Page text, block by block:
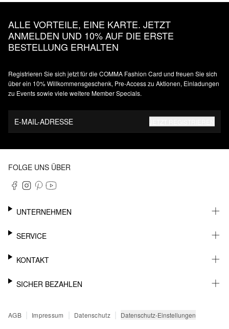
ALLE VORTEILE, EINE KARTE. JETZT
ANMELDEN UND 10% AUF DIE ERSTE
BESTELLUNG ERHALTEN
Registrieren Sie sich jetzt für die COMMA Fashion Card und freuen Sie sich
über ein 10% Willkommensgeschenk, Pre-Access zu Aktionen, Einladungen
zu Events sowie viele weitere Member Specials.
E-MAIL-ADRESSE
FOLGE UNS ÜBER
UNTERNEHMEN
KARRIERE
SERVICE
NEWSLETTER
MEIN KONTO
RÜCKGABE
KONTAKT
SUPPORT
SICHER BEZAHLEN
PAYPAL
AGB | Impressum | Datenschutz | Datenschutz-Einstellungen